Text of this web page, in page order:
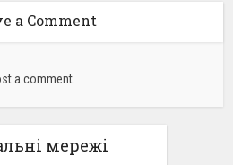
a Comment
a comment.
мережі